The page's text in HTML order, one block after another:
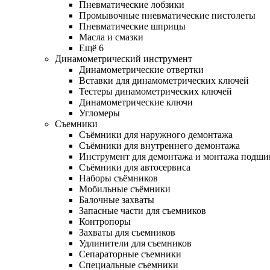
Пневматические лобзики
Промывочные пневматические пистолеты
Пневматические шприцы
Масла и смазки
Ещё 6
Динамометрический инструмент
Динамометрические отвертки
Вставки для динамометрических ключей
Тестеры динамометрических ключей
Динамометрические ключи
Угломеры
Съемники
Съёмники для наружного демонтажа
Съёмники для внутреннего демонтажа
Инструмент для демонтажа и монтажа
Съёмники для автосервиса
Наборы съёмников
Мобильные съёмники
Балочные захваты
Запасные части для съемников
Контропоры
Захваты для съемников
Удлинители для съемников
Сепараторные съемники
Специальные съемники